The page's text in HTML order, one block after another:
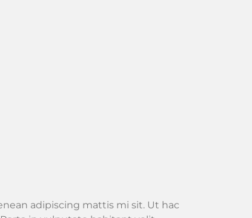
adipiscing mattis mi sit. Ut hac